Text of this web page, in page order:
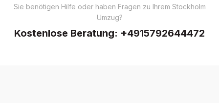
Sie benötigen Hilfe oder haben Fragen zu Ihrem Stockholm
Umzug?
Kostenlose Beratung: +4915792644472